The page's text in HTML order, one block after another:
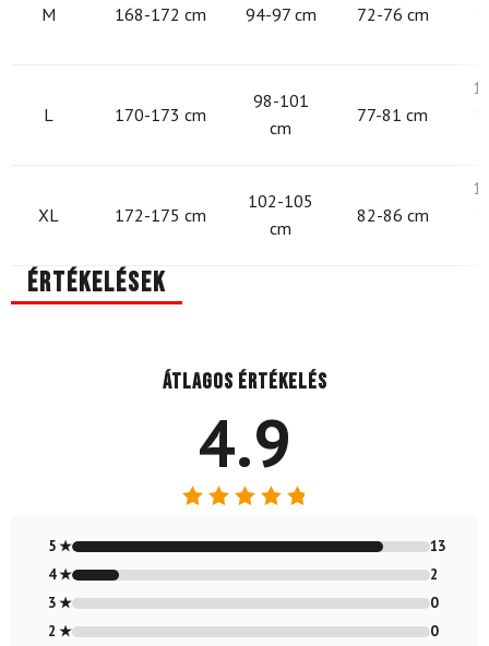
M 168-172 cm 94-97 cm 72-76 cm
L 170-173 cm
98-101
cm
77-81 cm
XL 172-175 cm
102-105
cm
82-86 cm
Értékelések
Átlagos értékelés
4.9
4.87/ 5
5 ★
13
4 ★
2
3 ★
0
2 ★
0